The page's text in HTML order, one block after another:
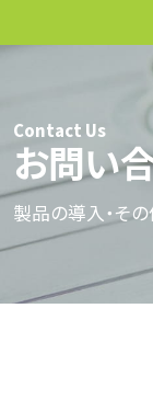
Contact Us
お問い
製品の導入・そ